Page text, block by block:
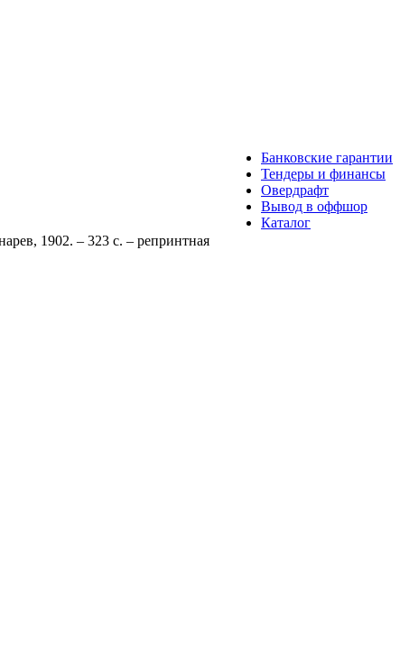
Банковские гарантии
Тендеры и финансы
Овердрафт
Вывод в оффшор
Каталог
1902. – 323 с. – репринтная